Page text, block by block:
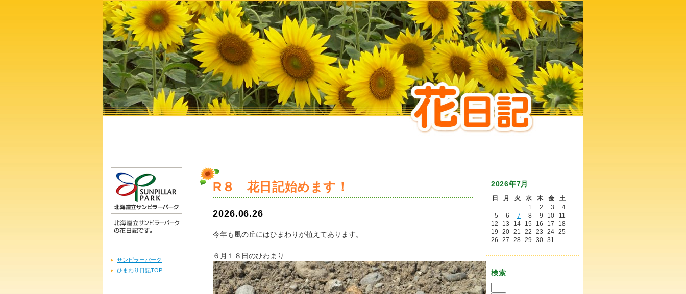
R８ 花日記始めます！
2026.06.26
今年も風の丘にはひまわりが植えてあります。
６月１８日のひわまり
サンピラーパーク
ひまわり日記TOP
2026年7月
日 月 火 水 木 金
土
1
2 3
4
5
6 7 8 9 10
11
12
13 14 15 16 17
18
19
20 21 22 23 24 25
26
27 28 29 30 31
検索